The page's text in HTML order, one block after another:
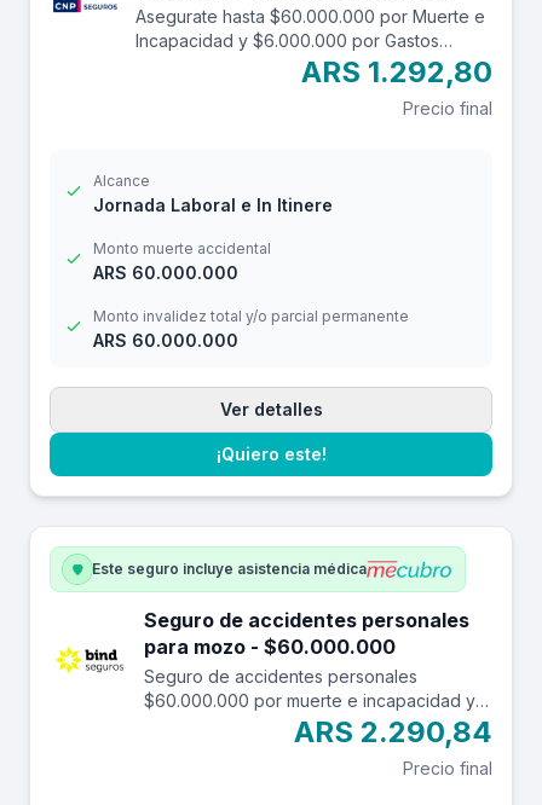
hasta $60.000.000.
Asegurate hasta $60.000.000 por Muerte e
Incapacidad y $6.000.000 por Gastos
Médicos contra accidentes mientras estás
trabajando y en el trayecto in itinere. Las
edades aceptadas son desde los 14 a los
ARS 1.292,80
Precio final
Alcance
Jornada Laboral e In Itinere
Monto muerte accidental
ARS 60.000.000
Monto invalidez total y/o parcial permanente
ARS 60.000.000
Ver detalles
¡Quiero este!
Este seguro incluye asistencia médica
Seguro de accidentes personales
para mozo - $60.000.000
Seguro de accidentes personales
$60.000.000 por muerte e incapacidad y
$7.000.000 por reembolso de gastos
médicos con una franquicia de $3.000.-
ARS 2.290,84
Precio final